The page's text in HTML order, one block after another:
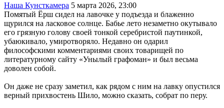
Наша Кунсткамера 5 марта 2026, 23:00
Помятый Ёрш сидел на лавочке у подъезда и блаженно
щурился на ласковое солнце. Бабье лето незаметно окутывало
его грязную голову своей тонкой серебристой паутинкой,
убаюкивало, умиротворяло. Недавно он одарил
философскими комментариями своих товарищей по
литературному сайту «Унылый графоман» и был весьма
доволен собой.
Он даже не сразу заметил, как рядом с ним на лавку опустился
верный прихвостень Шило, можно сказать, собрат по перу.